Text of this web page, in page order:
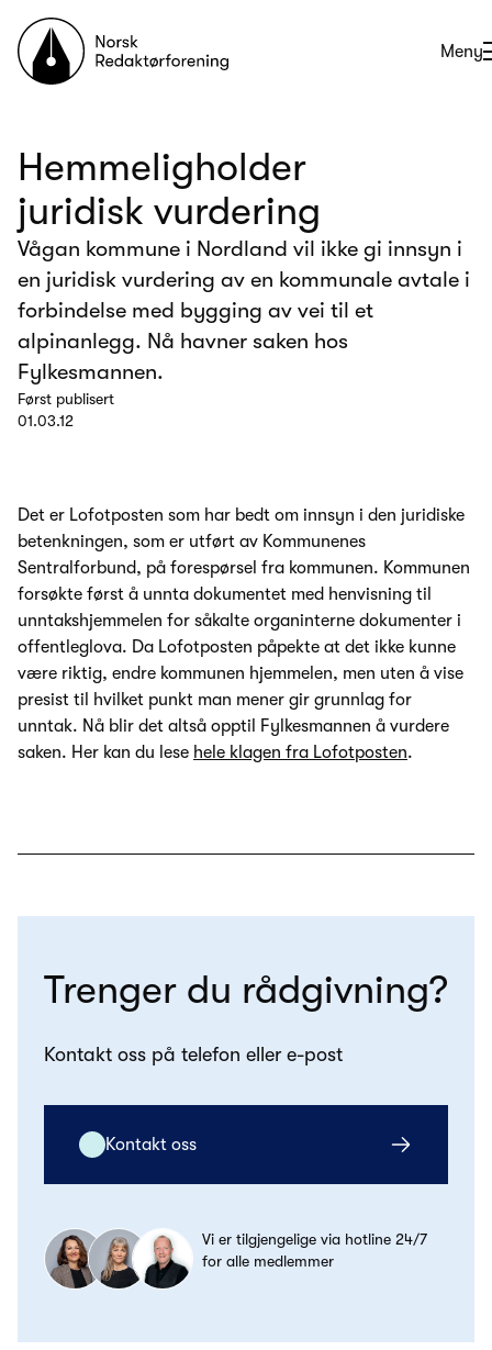
Til forsiden
Åpne
Meny
Hemmeligholder
juridisk vurdering
Vågan kommune i Nordland vil ikke gi innsyn i
en juridisk vurdering av en kommunale avtale i
forbindelse med bygging av vei til et
alpinanlegg. Nå havner saken hos
Fylkesmannen.
Først publisert
01.03.12
Det er Lofotposten som har bedt om innsyn i den juridiske
betenkningen, som er utført av Kommunenes
Sentralforbund, på forespørsel fra kommunen. Kommunen
forsøkte først å unnta dokumentet med henvisning til
unntakshjemmelen for såkalte organinterne dokumenter i
offentleglova. Da Lofotposten påpekte at det ikke kunne
være riktig, endre kommunen hjemmelen, men uten å vise
presist til hvilket punkt man mener gir grunnlag for
unntak. Nå blir det altså opptil Fylkesmannen å vurdere
saken. Her kan du lese hele klagen fra Lofotposten.
Trenger du rådgivning?
Kontakt oss på telefon eller e-post
Kontakt oss
Vi er tilgjengelige via hotline 24/7
for alle medlemmer